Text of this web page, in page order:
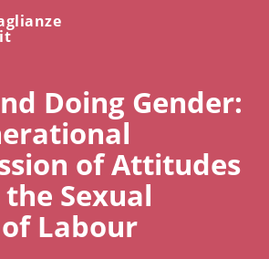
Doing Gender:
of Attitudes
Sexual
Labour